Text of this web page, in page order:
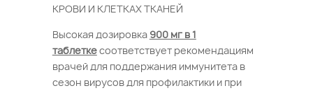
КРОВИ И КЛЕТКАХ ТКАНЕЙ
Высокая дозировка 900 мг в 1
таблеткесоответствует рекомендациям
врачей для поддержания иммунитета в
сезон вирусов для профилактики и при